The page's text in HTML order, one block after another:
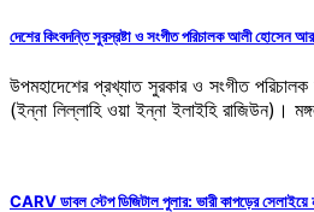
দেশের কিংবদন্তি সুরস্রষ্টা ও সংগীত পরিচালক আলী হোসেন
উপমহাদেশের প্রখ্যাত সুরকার ও সংগীত
(ইন্না লিল্লাহি ওয়া ইন্না ইলাইহি রাজিউন)।
CARV ডাবল স্টেপ ডিজিটাল পুলার: ভারী কাপড়ের